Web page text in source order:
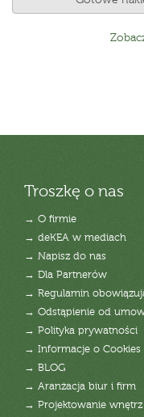
Troszkę o nas
→ O firmie
→ deKEA w mediach
→ Napisz do nas
→ Dla Partnerów
→ Regulamin
→ Odstąpienie od
→ Polityka prywatności
→ Informacje o Cookies
→ BLOG
→ Aranżacja biur i firm
→ Projektowanie wnętrz